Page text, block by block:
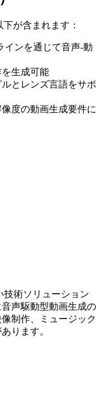
が含まれます：
インを通じて音声-動
生成可能
とレンズ言語をサポ
度の動画生成要件に
技術ソリューション
声駆動型動画生成の
制作、ミュージック
ります。